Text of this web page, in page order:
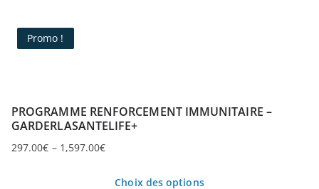
1,597.00€
produit
a
Les
options
peuvent
Promo !
PROGRAMME RENFORCEMENT IMMUNITAIRE –
GARDERLASANTELIFE+
297.00€ – 1,597.00€
Plage
Choix des options